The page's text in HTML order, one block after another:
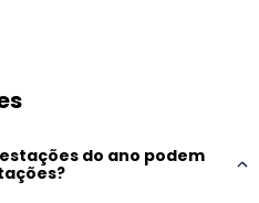
do ano podem